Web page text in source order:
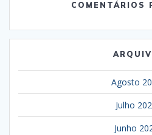
COMENTÁRIOS
Agosto
Julho
Junho